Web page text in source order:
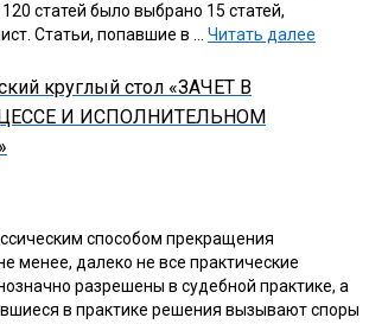
статей было выбрано 15 статей,
Статьи, попавшие в … Читать далее
круглый стол «ЗАЧЕТ В
И ИСПОЛНИТЕЛЬНОМ
способом прекращения
менее, далеко не все практические
разрешены в судебной практике, а
в практике решения вызывают споры